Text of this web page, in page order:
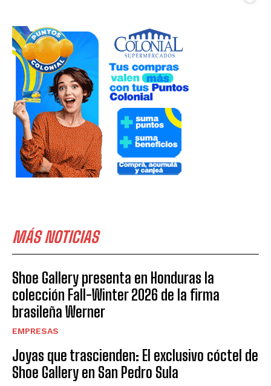
MÁS NOTICIAS
Shoe Gallery presenta en Honduras la
colección Fall-Winter 2026 de la firma
brasileña Werner
EMPRESAS
Joyas que trascienden: El exclusivo cóctel de
Shoe Gallery en San Pedro Sula